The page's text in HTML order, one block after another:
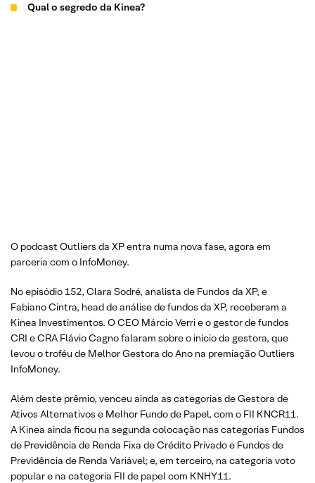
Qual o segredo da Kinea?
O podcast Outliers da XP entra numa nova fase, agora em
parceria com o InfoMoney.
No episódio 152, Clara Sodré, analista de Fundos da XP, e
Fabiano Cintra, head de análise de fundos da XP, receberam a
Kinea Investimentos. O CEO Márcio Verri e o gestor de fundos
CRI e CRA Flávio Cagno falaram sobre o início da gestora, que
levou o troféu de Melhor Gestora do Ano na premiação Outliers
InfoMoney.
Além deste prêmio, venceu ainda as categorias de Gestora de
Ativos Alternativos e Melhor Fundo de Papel, com o FII KNCR11.
A Kinea ainda ficou na segunda colocação nas categorias Fundos
de Previdência de Renda Fixa de Crédito Privado e Fundos de
Previdência de Renda Variável; e, em terceiro, na categoria voto
popular e na categoria FII de papel com KNHY11.